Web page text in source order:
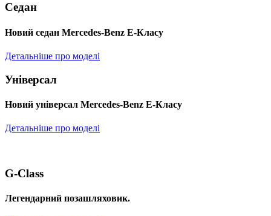
Седан
Новий седан Mercedes-Benz Е-Класу
Детальніше про моделі
Універсал
Новий універсал Mercedes-Benz E-Класу
Детальніше про моделі
G-Class
Легендарний позашляховик.